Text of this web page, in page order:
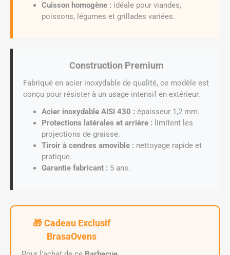
Cuisson homogène : idéale pour viandes,
poissons, légumes et grillades variées.
Construction Premium
Fabriqué en acier inoxydable de qualité, ce modèle est
conçu pour résister à un usage intensif en extérieur.
Acier inoxydable AISI 430 : épaisseur 1,2 mm.
Protections latérales et arrière : limitent les
projections de graisse.
Tiroir à cendres amovible : nettoyage rapide et
pratique.
Garantie fabricant : 5 ans.
🎁 Cadeau Exclusif
BrasaOvens